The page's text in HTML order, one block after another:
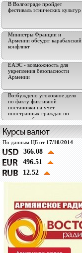
В Волгограде пройдет
фестиваль этнических культур
Министры Франции и
Армении обсудят карабахский
конфликт
ЕАЭС - возможность для
укрепления безопасности
Армении
Возбуждено уголовное дело
по факту фиктивной
постановки на учет
иностранных граждан по
месту пребывания в жилом
помещении в РФ
По данным ЦБ от17/10/2014
366.08
496.51
12.52